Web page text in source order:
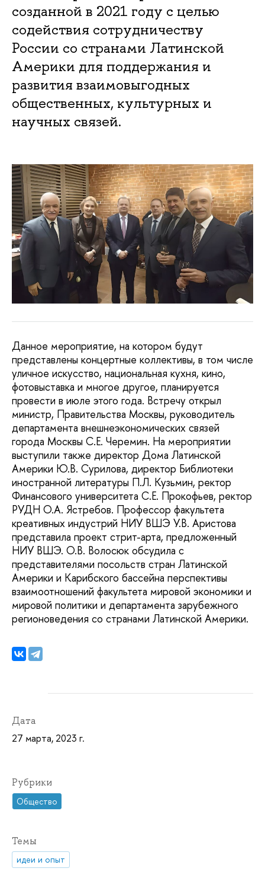
созданной в 2021 году с целью
содействия сотрудничеству
России со странами Латинской
Америки для поддержания и
развития взаимовыгодных
общественных, культурных и
научных связей.
Данное мероприятие, на котором будут
представлены концертные коллективы, в том числе
уличное искусство, национальная кухня, кино,
фотовыставка и многое другое, планируется
провести в июле этого года. Встречу открыл
министр, Правительства Москвы, руководитель
департамента внешнеэкономических связей
города Москвы С.Е. Черемин. На мероприятии
выступили также директор Дома Латинской
Америки Ю.В. Сурилова, директор Библиотеки
иностранной литературы П.Л. Кузьмин, ректор
Финансового университета С.Е. Прокофьев, ректор
РУДН О.А. Ястребов. Профессор факультета
креативных индустрий НИУ ВШЭ У.В. Аристова
представила проект стрит-арта, предложенный
НИУ ВШЭ. О.В. Волосюк обсудила с
представителями посольств стран Латинской
Америки и Карибского бассейна перспективы
взаимоотношений факультета мировой экономики и
мировой политики и департамента зарубежного
регионоведения со странами Латинской Америки.
Дата
27 марта, 2023 г.
Рубрики
Общество
Темы
идеи и опыт